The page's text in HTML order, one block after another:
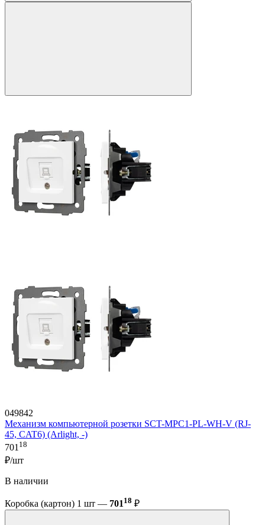
049842
Механизм компьютерной розетки SCT-MPC1-PL-WH-V (RJ-
45, CAT6) (Arlight, -)
70118
₽/шт
В наличии
Коробка (картон) 1 шт — 701 18 ₽